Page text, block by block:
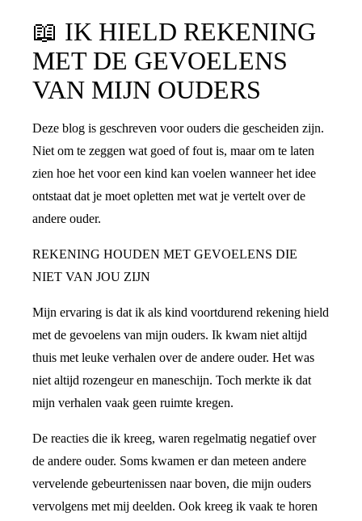
📖 IK HIELD REKENING
MET DE GEVOELENS
VAN MIJN OUDERS
Deze blog is geschreven voor ouders die gescheiden zijn.
Niet om te zeggen wat goed of fout is, maar om te laten
zien hoe het voor een kind kan voelen wanneer het idee
ontstaat dat je moet opletten met wat je vertelt over de
andere ouder.
REKENING HOUDEN MET GEVOELENS DIE
NIET VAN JOU ZIJN
Mijn ervaring is dat ik als kind voortdurend rekening hield
met de gevoelens van mijn ouders. Ik kwam niet altijd
thuis met leuke verhalen over de andere ouder. Het was
niet altijd rozengeur en maneschijn. Toch merkte ik dat
mijn verhalen vaak geen ruimte kregen.
De reacties die ik kreeg, waren regelmatig negatief over
de andere ouder. Soms kwamen er dan meteen andere
vervelende gebeurtenissen naar boven, die mijn ouders
vervolgens met mij deelden. Ook kreeg ik vaak te horen